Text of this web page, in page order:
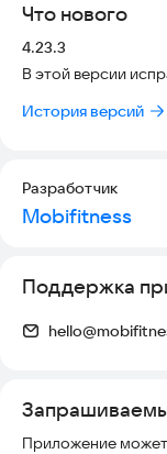
Мы проводим
транспортная
метро).
С помощью
следить за
Что нового
Версия:
4.23.3
В этой версии
История версий
Разработчик
Mobifitness
Поддержка
Приложение может